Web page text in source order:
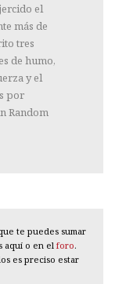
el
más de
tres
de humo,
y el
por
Random
te puedes sumar
aquí o en el foro.
es preciso estar